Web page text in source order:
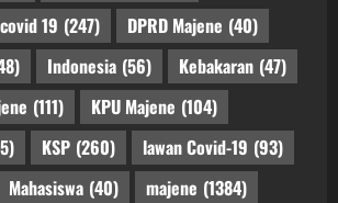
covid 19 (247) DPRD Majene (40)
Indonesia (56) Kebakaran (47)
(111) KPU Majene (104)
KSP (260) lawan Covid-19 (93)
Mahasiswa (40) majene (1384)